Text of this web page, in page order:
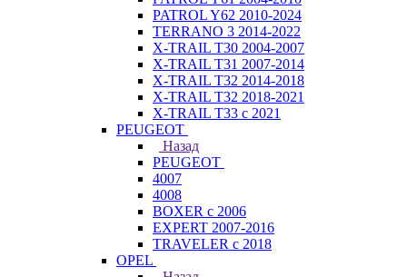
PATROL Y62 2010-2024
TERRANO 3 2014-2022
X-TRAIL T30 2004-2007
X-TRAIL T31 2007-2014
X-TRAIL T32 2014-2018
X-TRAIL T32 2018-2021
X-TRAIL T33 с 2021
PEUGEOT
Назад
PEUGEOT
4007
4008
BOXER с 2006
EXPERT 2007-2016
TRAVELER с 2018
OPEL